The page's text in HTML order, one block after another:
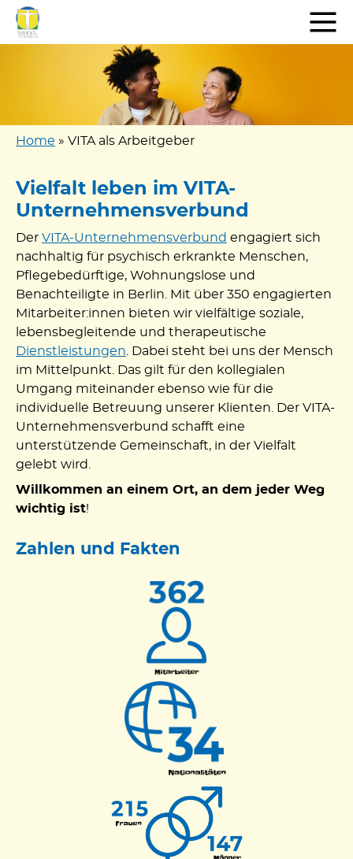
Home » VITA als Arbeitgeber
Vielfalt leben im VITA-
Unternehmensverbund
Der VITA-Unternehmensverbund engagiert sich
nachhaltig für psychisch erkrankte Menschen,
Pflegebedürftige, Wohnungslose und
Benachteiligte in Berlin. Mit über 350 engagierten
Mitarbeiter:innen bieten wir vielfältige soziale,
lebensbegleitende und therapeutische
Dienstleistungen . Dabei steht bei uns der Mensch
im Mittelpunkt. Das gilt für den kollegialen
Umgang miteinander ebenso wie für die
individuelle Betreuung unserer Klienten. Der VITA-
Unternehmensverbund schafft eine
unterstützende Gemeinschaft, in der Vielfalt
gelebt wird.
Willkommen an einem Ort, an dem jeder Weg
wichtig ist!
Zahlen und Fakten